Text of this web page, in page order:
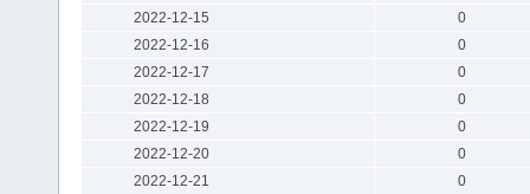
2022-12-15
0
2022-12-16
0
2022-12-17
0
2022-12-18
0
2022-12-19
0
2022-12-20
0
2022-12-21
0